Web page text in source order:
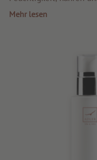
Mehr lesen